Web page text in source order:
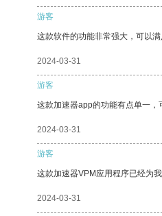
游客
这款软件的功能非常强大，可以满
2024-03-31
游客
这款加速器app的功能有点单一，
2024-03-31
游客
这款加速器VPM应用程序已经为
2024-03-31